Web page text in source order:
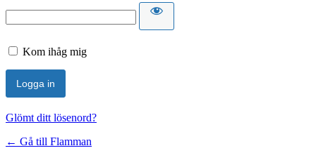
Kom ihåg mig
Glömt ditt lösenord?
← Gå till Flamman